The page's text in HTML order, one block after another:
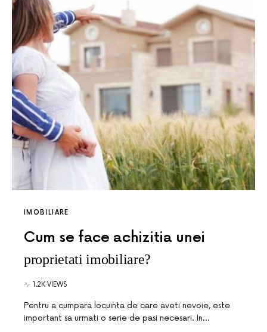
IMOBILIARE
Cum se face achizitia unei
proprietati imobiliare?
1.2K VIEWS
Pentru a cumpara locuinta de care aveti nevoie, este
important sa urmati o serie de pasi necesari. In…